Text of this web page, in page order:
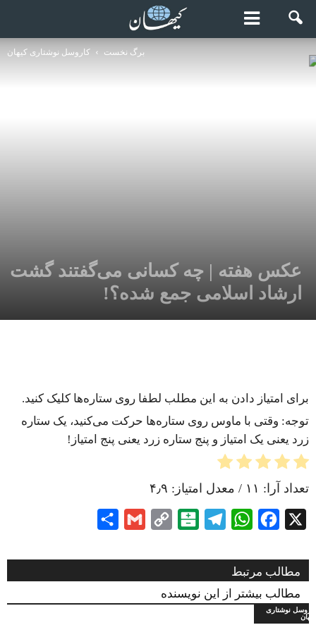
برگ نخست کاروسل نوشتاری کیهان
عکس هفته | چه کسانی می‌گفتند گشت
ارشاد اسلامی جمع شده؟!
برای امتیاز دادن به این مطلب لطفا روی ستاره‌ها کلیک کنید.
توجه: وقتی با ماوس روی ستاره‌ها حرکت می‌کنید، یک ستاره
زرد یعنی یک امتیاز و پنج ستاره زرد یعنی پنج امتیاز!
تعداد آرا: ۱۱ / معدل امتیاز: ۴٫۹
X
Facebook
WhatsApp
Telegram
Balatarin
Copy
Gmail
مطالب مرتبط
مطالب بیشتر از این نویسنده
کاروسل نوشتاری
کیهان